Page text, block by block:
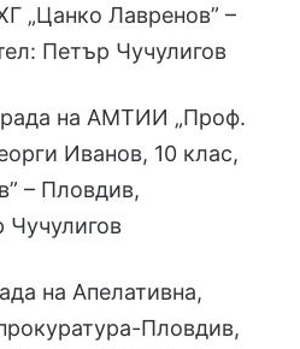
„Цанко Лавренов” –
Петър Чучулигов
на АМТИИ „Проф.
Иванов, 10 клас,
– Пловдив,
Чучулигов
на Апелативна,
Пловдив,